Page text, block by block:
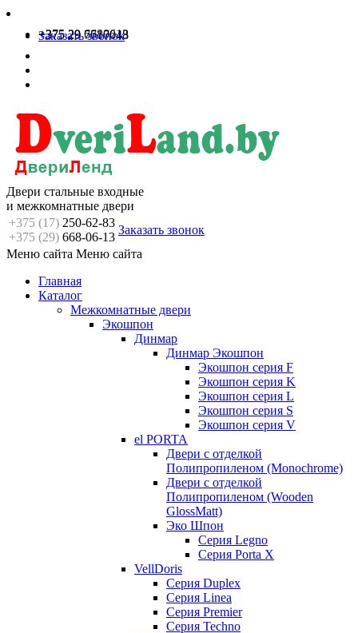
+375 29 6680613
+375 29 7717048
Заказать звонок
Двери стальные входные
и межкомнатные двери
+375 (17) 250-62-83
+375 (29) 668-06-13
Заказать звонок
Меню сайта Меню сайта
Главная
Каталог
Межкомнатные двери
Экошпон
Динмар
Динмар Экошпон
Экошпон серия F
Экошпон серия K
Экошпон серия L
Экошпон серия S
Экошпон серия V
el PORTA
Двери с отделкой
Полипропиленом (Monochrome)
Двери с отделкой
Полипропиленом (Wooden
GlossMatt)
Эко Шпон
Серия Legno
Серия Porta X
VellDoris
Серия Duplex
Серия Linea
Серия Premier
Серия Techno